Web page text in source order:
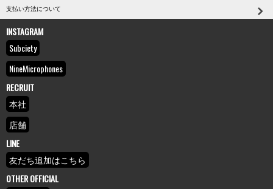
支払い方法について
INSTAGRAM
Subciety
NineMicrophones
RECRUIT
本社
店舗
LINE
友だち追加はこちら
OTHER OFFICIAL